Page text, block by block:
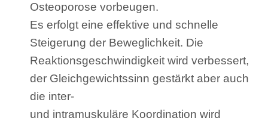
Osteoporose vorbeugen.
Es erfolgt eine effektive und schnelle
Steigerung der Beweglichkeit. Die
Reaktionsgeschwindigkeit wird verbessert,
der Gleichgewichtssinn gestärkt aber auch
die inter-
und intramuskuläre Koordination wird